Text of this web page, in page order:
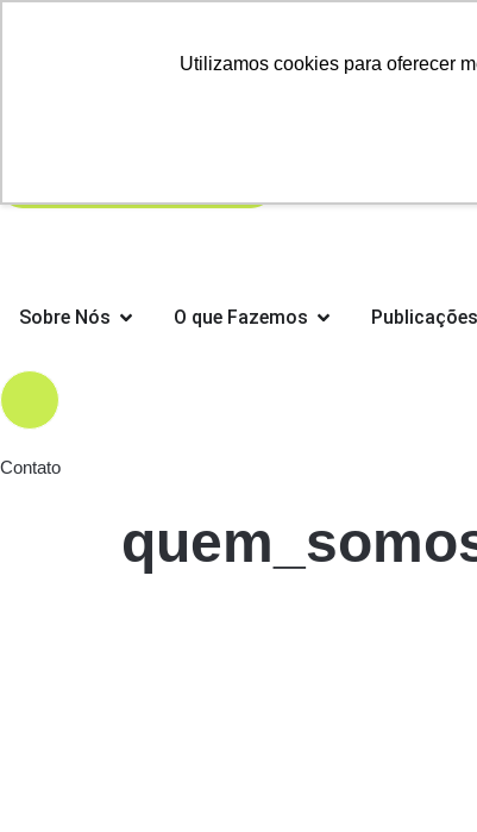
Utilizamos cookies para oferecer
Sobre Nós O que Fazemos Publicações
Search
Contato